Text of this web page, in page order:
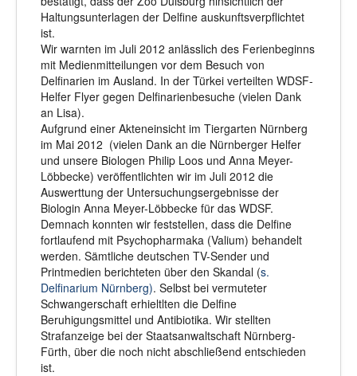
Haltungsunterlagen der Delfine auskunftsverpflichtet
ist.
Wir warnten im Juli 2012 anlässlich des Ferienbeginns
mit Medienmitteilungen vor dem Besuch von
Delfinarien im Ausland. In der Türkei verteilten WDSF-
Helfer Flyer gegen Delfinarienbesuche (vielen Dank
an Lisa).
Aufgrund einer Akteneinsicht im Tiergarten Nürnberg
im Mai 2012 (vielen Dank an die Nürnberger Helfer
und unsere Biologen Philip Loos und Anna Meyer-
Löbbecke) veröffentlichten wir im Juli 2012 die
Auswerttung der Untersuchungsergebnisse der
Biologin Anna Meyer-Löbbecke für das WDSF.
Demnach konnten wir feststellen, dass die Delfine
fortlaufend mit Psychopharmaka (Valium) behandelt
werden. Sämtliche deutschen TV-Sender und
Printmedien berichteten über den Skandal (s.
Delfinarium Nürnberg). Selbst bei vermuteter
Schwangerschaft erhieltlten die Delfine
Beruhigungsmittel und Antibiotika. Wir stellten
Strafanzeige bei der Staatsanwaltschaft Nürnberg-
Fürth, über die noch nicht abschließend entschieden
ist.